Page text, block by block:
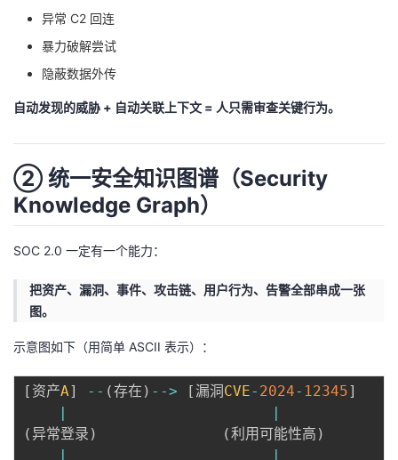
异常 C2 回连
暴力破解尝试
隐蔽数据外传
自动发现的威胁 + 自动关联上下文 = 人只需审查关键行为。
② 统一安全知识图谱（Security
Knowledge Graph）
SOC 2.0 一定有一个能力：
把资产、漏洞、事件、攻击链、用户行为、告警全部串成一张
图。
示意图如下（用简单 ASCII 表示）：
[ 资产A] -- (存在 ) --> [ 漏洞 CVE- 2024- 12345]
(异常登录 ) (利用可能性高 )